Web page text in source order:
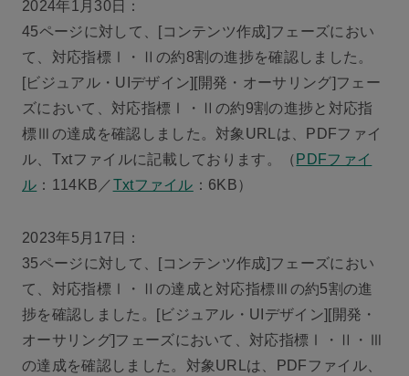
2024年1月30日：
45ページに対して、[コンテンツ作成]フェーズにおい
て、対応指標Ⅰ・Ⅱの約8割の進捗を確認しました。
[ビジュアル・UIデザイン][開発・オーサリング]フェー
ズにおいて、対応指標Ⅰ・Ⅱの約9割の進捗と対応指
標Ⅲの達成を確認しました。対象URLは、PDFファイ
ル、Txtファイルに記載しております。（ PDFファイ
ル ：114KB／Txtファイル ：6KB）
2023年5月17日：
35ページに対して、[コンテンツ作成]フェーズにおい
て、対応指標Ⅰ・Ⅱの達成と対応指標Ⅲの約5割の進
捗を確認しました。[ビジュアル・UIデザイン][開発・
オーサリング]フェーズにおいて、対応指標Ⅰ・Ⅱ・Ⅲ
の達成を確認しました。対象URLは、PDFファイル、